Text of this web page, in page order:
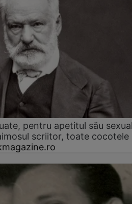
pentru apetitul său
scriitor, toate cocotele